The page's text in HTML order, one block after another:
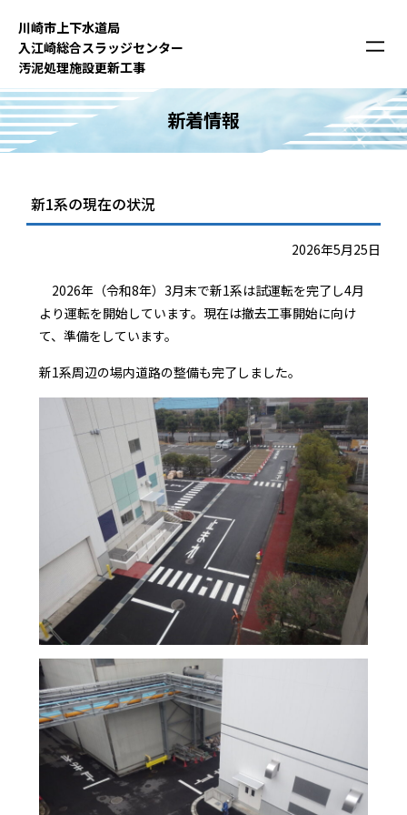
キ
ッ
プ
川崎市上下⽔道局
⼊江崎総合スラッジセンター
汚泥処理施設更新⼯事
新着情報
新1系の現在の状況
2026年5月25日
2026年（令和8年）3月末で新1系は試運転を完了し4月
より運転を開始しています。現在は撤去工事開始に向け
て、準備をしています。
新1系周辺の場内道路の整備も完了しました。